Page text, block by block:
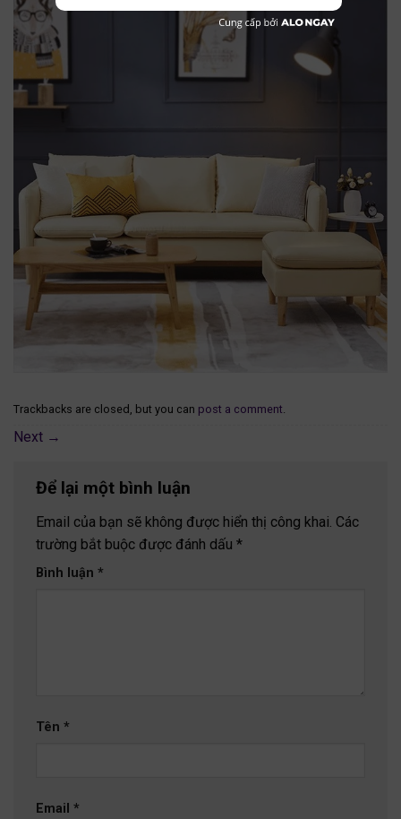
Trackbacks are closed, but you can post a comment
Next →
Để lại một bình luận
Email của bạn sẽ không được hiển thị công khai. Các
trường bắt buộc được đánh dấu *
Bình luận *
Tên *
Email *